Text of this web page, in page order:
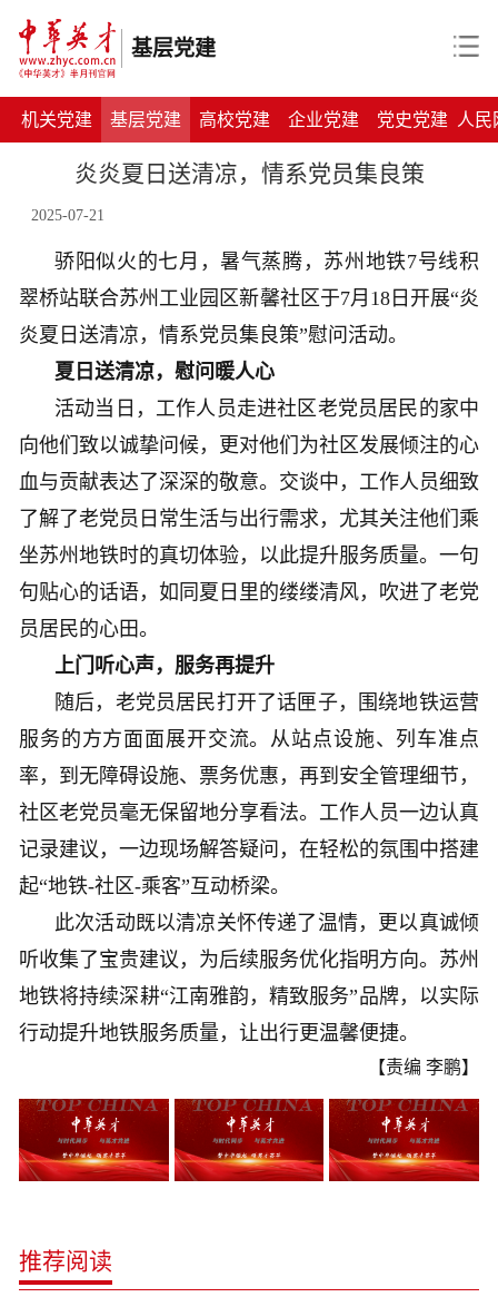
基层党建
机关党建 基层党建 高校党建 企业党建 党史党建 人民
炎炎夏日送清凉，情系党员集良策
2025-07-21
骄阳似火的七月，暑气蒸腾，苏州地铁7号线积
翠桥站联合苏州工业园区新馨社区于7月18日开展“炎
炎夏日送清凉，情系党员集良策”慰问活动。
夏日送清凉，慰问暖人心
活动当日，工作人员走进社区老党员居民的家中
向他们致以诚挚问候，更对他们为社区发展倾注的心
血与贡献表达了深深的敬意。交谈中，工作人员细致
了解了老党员日常生活与出行需求，尤其关注他们乘
坐苏州地铁时的真切体验，以此提升服务质量。一句
句贴心的话语，如同夏日里的缕缕清风，吹进了老党
员居民的心田。
上门听心声，服务再提升
随后，老党员居民打开了话匣子，围绕地铁运营
服务的方方面面展开交流。从站点设施、列车准点
率，到无障碍设施、票务优惠，再到安全管理细节，
社区老党员毫无保留地分享看法。工作人员一边认真
记录建议，一边现场解答疑问，在轻松的氛围中搭建
起“地铁-社区-乘客”互动桥梁。
此次活动既以清凉关怀传递了温情，更以真诚倾
听收集了宝贵建议，为后续服务优化指明方向。苏州
地铁将持续深耕“江南雅韵，精致服务”品牌，以实际
行动提升地铁服务质量，让出行更温馨便捷。
【责编 李鹏】
推荐阅读